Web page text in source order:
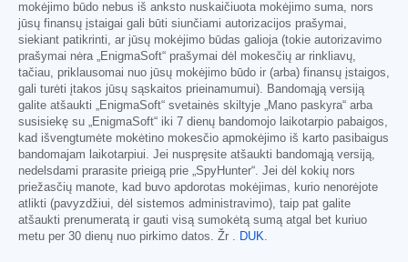
mokėjimo būdo nebus iš anksto nuskaičiuota mokėjimo suma, nors
jūsų finansų įstaigai gali būti siunčiami autorizacijos prašymai,
siekiant patikrinti, ar jūsų mokėjimo būdas galioja (tokie autorizavimo
prašymai nėra „EnigmaSoft“ prašymai dėl mokesčių ar rinkliavų,
tačiau, priklausomai nuo jūsų mokėjimo būdo ir (arba) finansų įstaigos,
gali turėti įtakos jūsų sąskaitos prieinamumui). Bandomąją versiją
galite atšaukti „EnigmaSoft“ svetainės skiltyje „Mano paskyra“ arba
susisiekę su „EnigmaSoft“ iki 7 dienų bandomojo laikotarpio pabaigos,
kad išvengtumėte mokėtino mokesčio apmokėjimo iš karto pasibaigus
bandomajam laikotarpiui. Jei nuspręsite atšaukti bandomąją versiją,
nedelsdami prarasite prieigą prie „SpyHunter“. Jei dėl kokių nors
priežasčių manote, kad buvo apdorotas mokėjimas, kurio nenorėjote
atlikti (pavyzdžiui, dėl sistemos administravimo), taip pat galite
atšaukti prenumeratą ir gauti visą sumokėtą sumą atgal bet kuriuo
metu per 30 dienų nuo pirkimo datos. Žr . DUK.